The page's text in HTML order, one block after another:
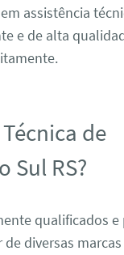
assistência
e de alta
de
Sul RS?
qualificados e
diversas